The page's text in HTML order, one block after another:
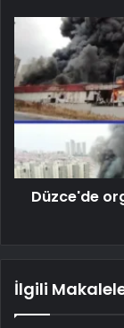
Düzce'de
İlgili